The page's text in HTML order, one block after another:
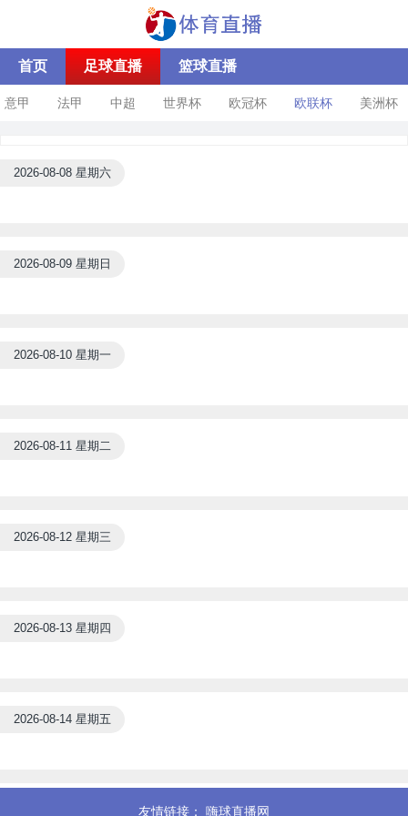
首页 足球直播 篮球直播
意甲 法甲 中超 世界杯 欧冠杯 欧联杯 美洲杯
2026-08-08 星期六
2026-08-09 星期日
2026-08-10 星期一
2026-08-11 星期二
2026-08-12 星期三
2026-08-13 星期四
2026-08-14 星期五
友情链接： 嗨球直播网